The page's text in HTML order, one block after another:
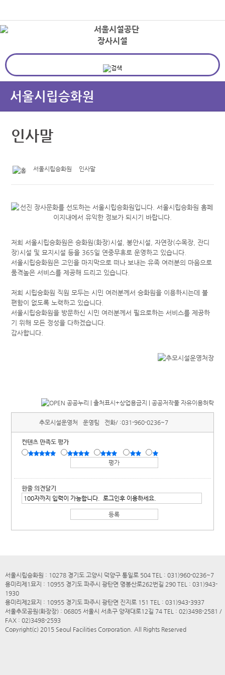
장사시설
서울시립승화원
인사말
서울시립승화원 인사말
저희 서울시립승화원은 승화원(화장)시설, 봉안시설, 자연장(수목장, 잔디
장)시설 및 묘지시설 등을 365일 연중무휴로 운영하고 있습니다.
서울시립승화원은 고인을 마지막으로 떠나 보내는 유족 여러분의 마음으로
품격높은 서비스를 제공해 드리고 있습니다.
저희 시립승화원 직원 모두는 시민 여러분께서 승화원을 이용하시는데 불
편함이 없도록 노력하고 있습니다.
서울시립승화원을 방문하신 시민 여러분께서 필요로하는 서비스를 제공하
기 위해 모든 정성을 다하겠습니다.
감사합니다.
추모시설운영처 운영팀 전화/ :031-960-0236~7
컨텐츠 만족도 평가
한줄 의견달기
서울시립승화원 : 10278 경기도 고양시 덕양구 통일로 504 TEL : 031)960-0236~7
용미리제1묘지 : 10955 경기도 파주시 광탄면 명봉산로262번길 290 TEL : 031)943-
1930
용미리제2묘지 : 10955 경기도 파주시 광탄면 진지로 151 TEL : 031)943-3937
서울추모공원(화장장) : 06805 서울시 서초구 양재대로12길 74 TEL : 02)3498-2581 /
FAX : 02)3498-2593
Copyright(c) 2015 Seoul Facilities Corporation. All Rights Reserved